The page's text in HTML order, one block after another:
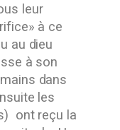
leur
à ce
au dieu
à son
dans
les
ont reçu la